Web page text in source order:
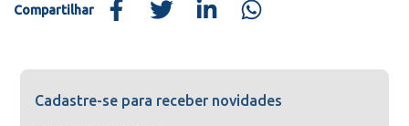
Compartilhar
Cadastre-se para receber novidades